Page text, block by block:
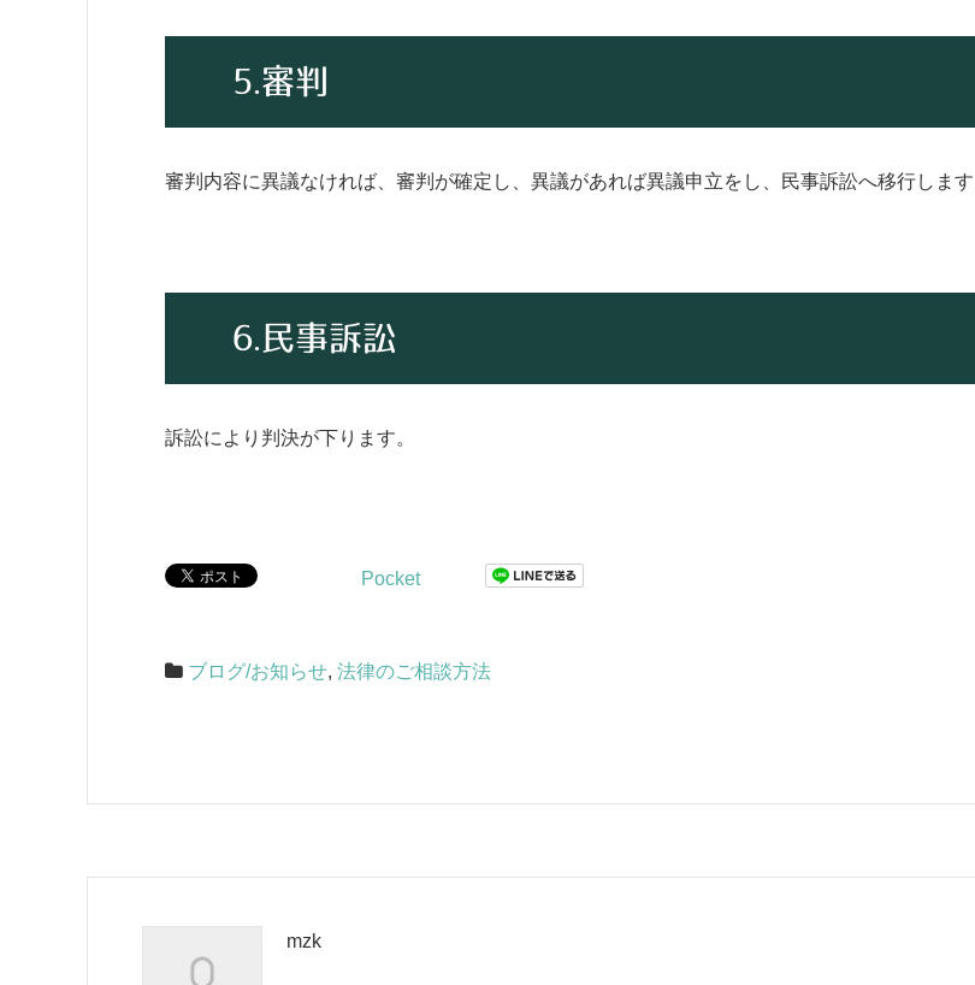
5.審判
審判内容に異議なければ、審判が確定し、異議があれば異議申立をし、民事訴訟へ移行します
6.民事訴訟
訴訟により判決が下ります。
Pocket
ブログ/お知らせ, 法律のご相談方法
mzk